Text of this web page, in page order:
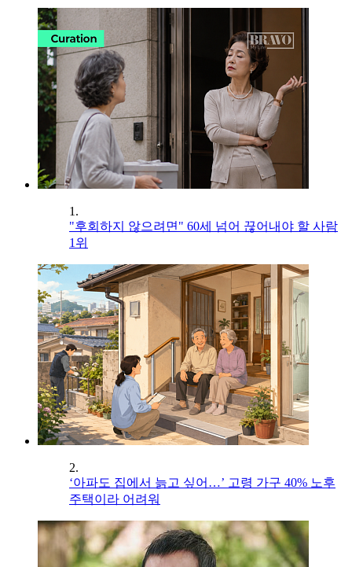
1.
"후회하지 않으려면" 60세 넘어 끊어내야 할 사람
1위
2.
‘아파도 집에서 늙고 싶어…’ 고령 가구 40% 노후
주택이라 어려워